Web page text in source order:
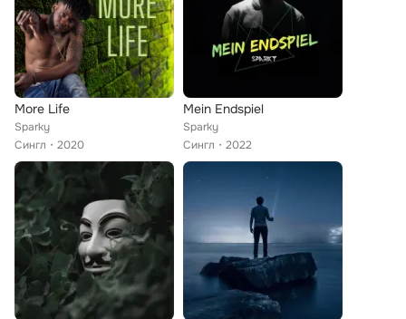
More Life
Sparky
Сингл
2020
Mein Endspiel
Sparky
Сингл
2022